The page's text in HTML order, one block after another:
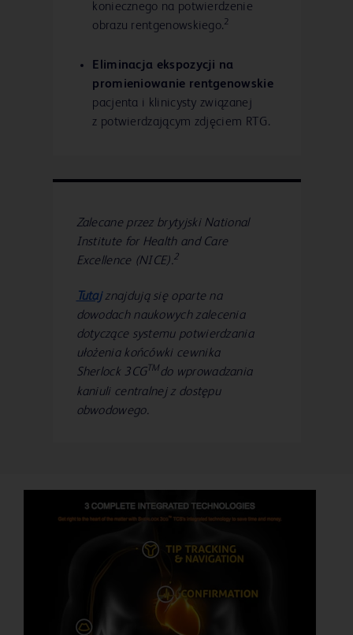
koniecznego na potwierdzenie
obrazu rentgenowskiego.2
Eliminacja ekspozycji na
promieniowanie rentgenowskie
pacjenta i klinicysty związanej
z potwierdzającym zdjęciem RTG.
Zalecane przez brytyjski National
Institute for Health and Care
Excellence (NICE).2
Tutajznajdują się oparte na
dowodach naukowych zalecenia
dotyczące systemu potwierdzania
ułożenia końcówki cewnika
Sherlock 3CGTMdo wprowadzania
kaniuli centralnej z dostępu
obwodowego.